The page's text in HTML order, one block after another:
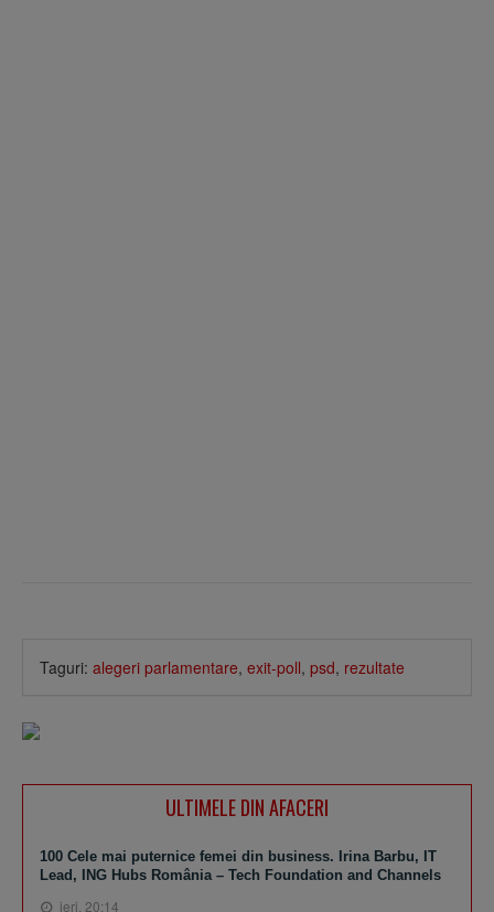
Taguri: alegeri parlamentare, exit-poll, psd, rezultate
ULTIMELE DIN AFACERI
100 Cele mai puternice femei din business. Irina Barbu, IT
Lead, ING Hubs România – Tech Foundation and Channels
ieri, 20:14